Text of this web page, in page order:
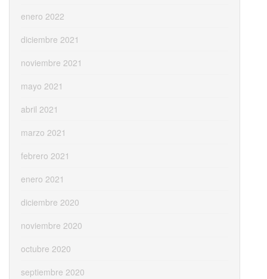
enero 2022
diciembre 2021
noviembre 2021
mayo 2021
abril 2021
marzo 2021
febrero 2021
enero 2021
diciembre 2020
noviembre 2020
octubre 2020
septiembre 2020